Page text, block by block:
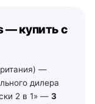
на следующий
по городу
По
дней со своего
213-31-35).
— купить с
—
дилера
2 в 1» — 3